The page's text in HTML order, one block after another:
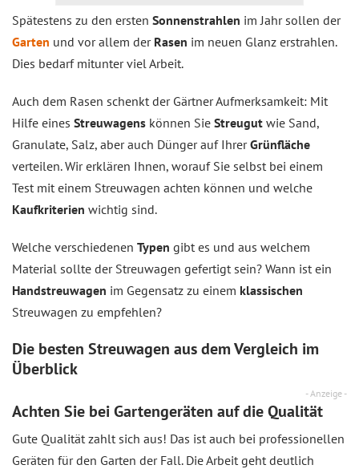
Spätestens zu den ersten Sonnenstrahlen im Jahr sollen der
Garten und vor allem der Rasen im neuen Glanz erstrahlen.
Dies bedarf mitunter viel Arbeit.
Auch dem Rasen schenkt der Gärtner Aufmerksamkeit: Mit
Hilfe eines Streuwagens können Sie Streugut wie Sand,
Granulate, Salz, aber auch Dünger auf IhrerGrünfläche
verteilen. Wir erklären Ihnen, worauf Sie selbst bei einem
Test mit einem Streuwagen achten können und welche
Kaufkriterien wichtig sind.
Welche verschiedenen Typen gibt es und aus welchem
Material sollte der Streuwagen gefertigt sein? Wann ist ein
Handstreuwagen im Gegensatz zu einem klassischen
Streuwagen zu empfehlen?
Die besten Streuwagen aus dem Vergleich im
Überblick
- Anzeige -
Achten Sie bei Gartengeräten auf die Qualität
Gute Qualität zahlt sich aus! Das ist auch bei professionellen
Geräten für den Garten der Fall. Die Arbeit geht deutlich